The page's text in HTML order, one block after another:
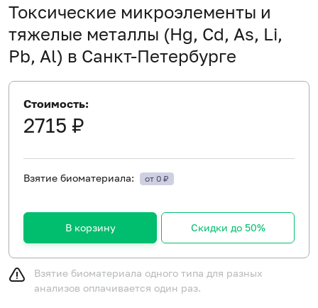
Токсические микроэлементы и
тяжелые металлы (Hg, Cd, As, Li,
Pb, Al) в Санкт-Петербурге
Стоимость:
2715 ₽
Взятие биоматериала: от 0 ₽
В корзину Скидки до 50%
Взятие биоматериала одного типа для разных
анализов оплачивается один раз.